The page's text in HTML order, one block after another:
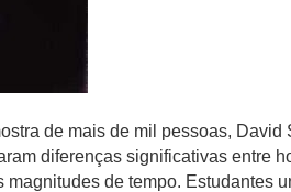
de mais de mil pessoas, David
diferenças significativas entre
magnitudes de tempo. Estudantes